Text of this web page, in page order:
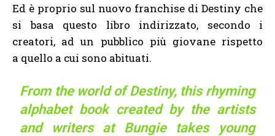
Ed è proprio sul nuovo franchise di Destiny che
si basa questo libro indirizzato, secondo i
creatori, ad un pubblico più giovane rispetto
a quello a cui sono abituati.
From the world of Destiny, this rhyming
alphabet book created by the artists
and writers at Bungie takes young